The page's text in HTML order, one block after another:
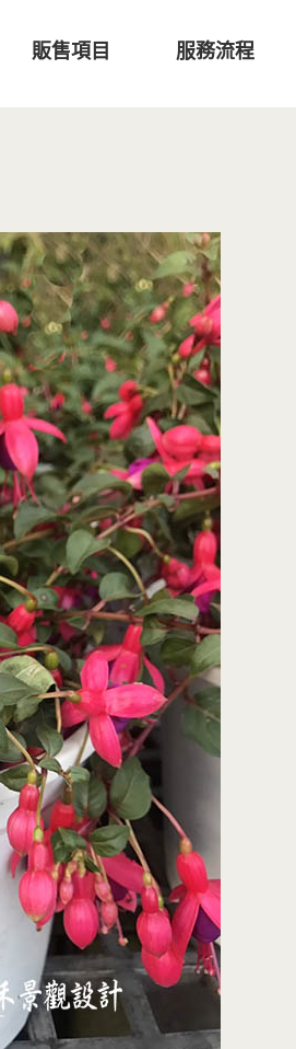
販售項目 服務流程